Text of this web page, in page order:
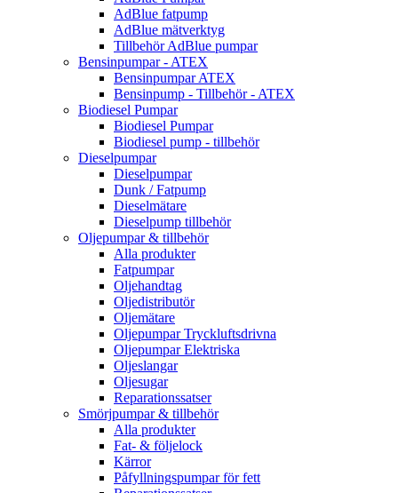
AdBlue fatpump
AdBlue mätverktyg
Tillbehör AdBlue pumpar
Bensinpumpar - ATEX
Bensinpumpar ATEX
Bensinpump - Tillbehör - ATEX
Biodiesel Pumpar
Biodiesel Pumpar
Biodiesel pump - tillbehör
Dieselpumpar
Dieselpumpar
Dunk / Fatpump
Dieselmätare
Dieselpump tillbehör
Oljepumpar & tillbehör
Alla produkter
Fatpumpar
Oljehandtag
Oljedistributör
Oljemätare
Oljepumpar Tryckluftsdrivna
Oljepumpar Elektriska
Oljeslangar
Oljesugar
Reparationssatser
Smörjpumpar & tillbehör
Alla produkter
Fat- & följelock
Kärror
Påfyllningspumpar för fett